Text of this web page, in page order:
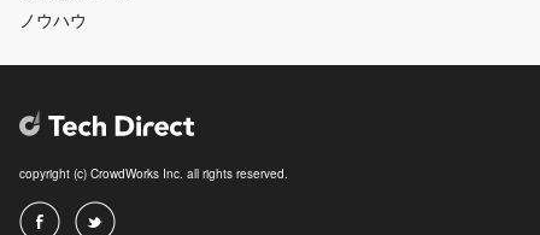
ノウハウ
copyright (c) CrowdWorks Inc. all rights reserved.